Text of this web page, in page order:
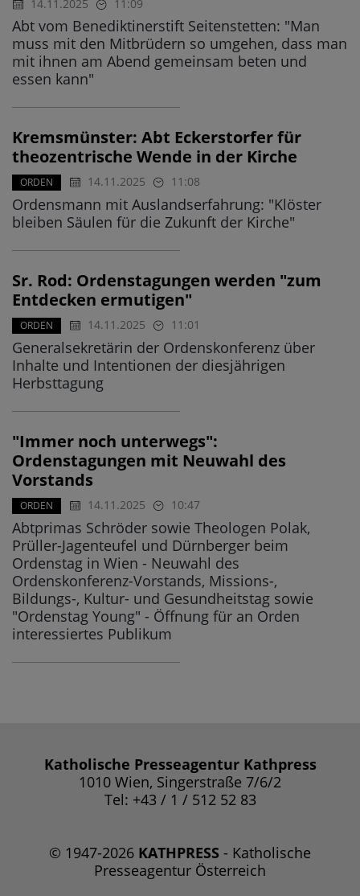
14.11.2025 11:09
Abt vom Benediktinerstift Seitenstetten: "Man
muss mit den Mitbrüdern so umgehen, dass man
mit ihnen am Abend gemeinsam beten und
essen kann"
Kremsmünster: Abt Eckerstorfer für
theozentrische Wende in der Kirche
ORDEN 14.11.2025 11:08
Ordensmann mit Auslandserfahrung: "Klöster
bleiben Säulen für die Zukunft der Kirche"
Sr. Rod: Ordenstagungen werden "zum
Entdecken ermutigen"
ORDEN 14.11.2025 11:01
Generalsekretärin der Ordenskonferenz über
Inhalte und Intentionen der diesjährigen
Herbsttagung
"Immer noch unterwegs":
Ordenstagungen mit Neuwahl des
Vorstands
ORDEN 14.11.2025 10:47
Abtprimas Schröder sowie Theologen Polak,
Prüller-Jagenteufel und Dürnberger beim
Ordenstag in Wien - Neuwahl des
Ordenskonferenz-Vorstands, Missions-,
Bildungs-, Kultur- und Gesundheitstag sowie
"Ordenstag Young" - Öffnung für an Orden
interessiertes Publikum
Katholische Presseagentur Kathpress
1010 Wien, Singerstraße 7/6/2
Tel: +43 / 1 / 512 52 83
© 1947-2026 KATHPRESS - Katholische
Presseagentur Österreich